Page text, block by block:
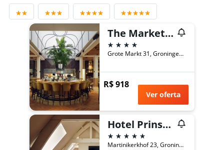
The Market Hotel Groningen
4 estrelas
Grote Markt 31, Groningen, Groninga, Holanda
R$ 918
Ver oferta
Hotel Prinsenhof
5 estrelas
Martinikerkhof 23, Groningen, Groninga, Holanda